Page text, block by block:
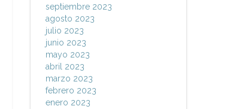
septiembre 2023
agosto 2023
julio 2023
junio 2023
mayo 2023
abril 2023
marzo 2023
febrero 2023
enero 2023